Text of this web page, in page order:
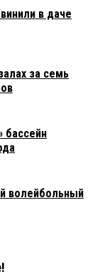
в даче
за семь
бассейн
волейбольный